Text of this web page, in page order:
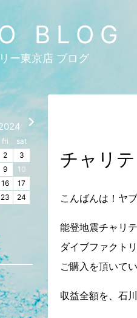
BLOG
ー東京店 ブログ
チャリ
こんばんは！ヤブ
能登地震チャリ
ダイブファクト
ご購入を頂いてい
収益全額を、石
fri
sat
2
3
9
10
16
17
23
24